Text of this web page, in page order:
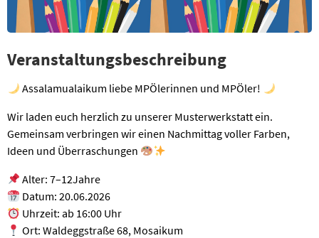
Veranstaltungsbeschreibung
Assalamualaikum liebe MPÖlerinnen und MPÖler!
Wir laden euch herzlich zu unserer Musterwerkstatt ein.
Gemeinsam verbringen wir einen Nachmittag voller Farben,
Ideen und Überraschungen
Alter: 7–12Jahre
Datum: 20.06.2026
Uhrzeit: ab 16:00 Uhr
Ort: Waldeggstraße 68, Mosaikum